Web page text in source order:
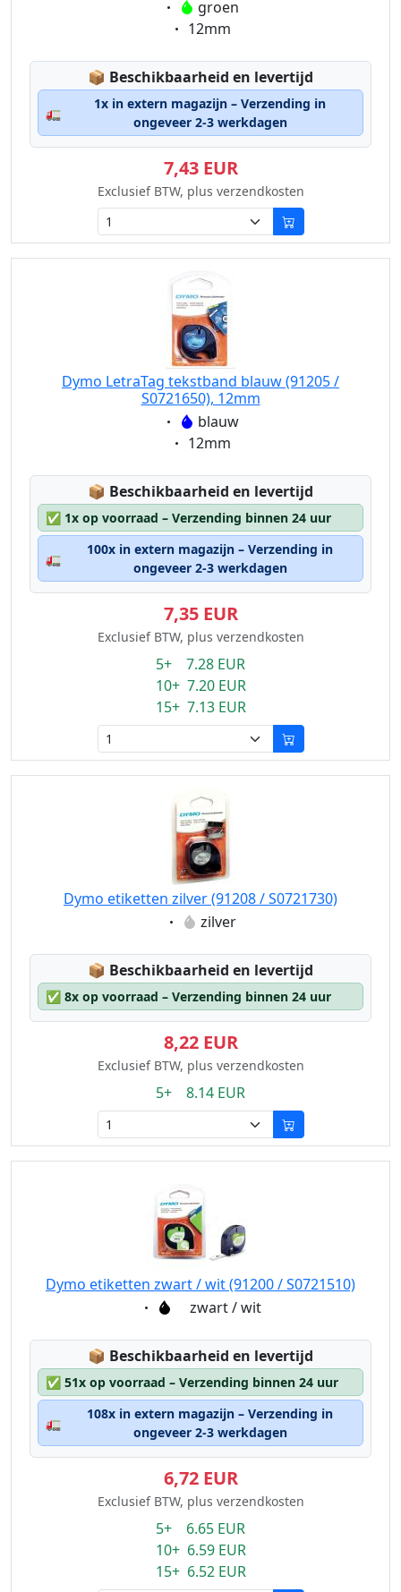
Eigenschaft:
groen
Eigenschaft:
12mm
📦 Lagerstatus:
Beschikbaarheid en levertijd
🚛
1x in extern magazijn – Verzending in
ongeveer 2-3 werkdagen
7,43 EUR
Exclusief BTW, plus verzendkosten
Dymo LetraTag tekstband blauw (91205 /
S0721650), 12mm
Eigenschaft:
blauw
Eigenschaft:
12mm
📦 Lagerstatus:
Beschikbaarheid en levertijd
✅ 1x op voorraad – Verzending binnen 24 uur
🚛
100x in extern magazijn – Verzending in
ongeveer 2-3 werkdagen
7,35 EUR
Exclusief BTW, plus verzendkosten
5+ 7.28 EUR
10+ 7.20 EUR
15+ 7.13 EUR
Dymo etiketten zilver (91208 / S0721730)
Eigenschaft:
zilver
📦 Lagerstatus:
Beschikbaarheid en levertijd
✅ 8x op voorraad – Verzending binnen 24 uur
8,22 EUR
Exclusief BTW, plus verzendkosten
5+ 8.14 EUR
Dymo etiketten zwart / wit (91200 / S0721510)
Eigenschaft:zwart / wit
📦 Lagerstatus:
Beschikbaarheid en levertijd
✅ 51x op voorraad – Verzending binnen 24 uur
🚛
108x in extern magazijn – Verzending in
ongeveer 2-3 werkdagen
6,72 EUR
Exclusief BTW, plus verzendkosten
5+ 6.65 EUR
10+ 6.59 EUR
15+ 6.52 EUR